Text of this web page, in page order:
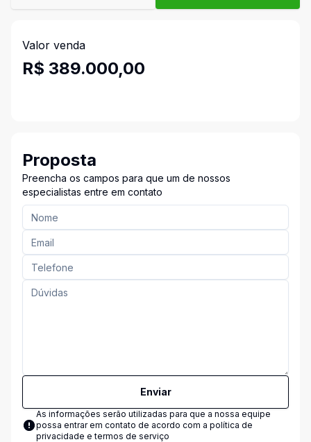
Valor venda
R$ 389.000,00
Proposta
Preencha os campos para que um de nossos
especialistas entre em contato
Enviar
As informações serão utilizadas para que a nossa equipe
possa entrar em contato de acordo com a política de
privacidade e termos de serviço